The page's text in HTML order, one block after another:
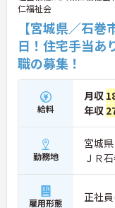
仁福祉会
【宮城県／石
日！住宅手当あ
職の募集！
給料
月収
年収
勤務地
宮城
ＪＲ
雇用形態 正社